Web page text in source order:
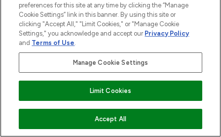
ZUM WARENKORB HINZUFÜGEN
preferences for this site at any time by clicking the “Manage
Cookie Settings” link in this banner. By using this site or
clicking "Accept All," "Limit Cookies," or "Manage Cookie
Settings," you acknowledge and accept our Privacy Policy
and Terms of Use.
Manage Cookie Settings
Limit Cookies
Accept All